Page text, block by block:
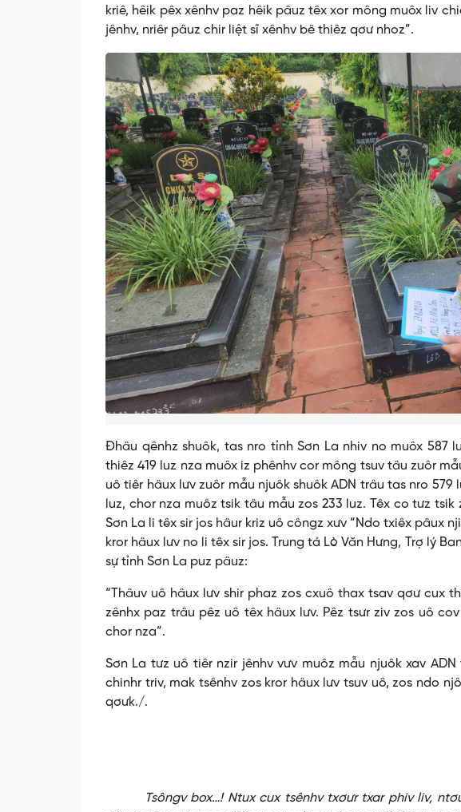
kriê, hêik pêx xênhv paz hêik pâuz têx xor mông muôx liv
jênhv, nriêr pâuz chir liệt sĩ xênhv bê thiêz qơư nhoz”.
Đhâu qênhz shuôk, tas nro tỉnh Sơn La nhiv no muôx 587
thiêz 419 luz nza muôx iz phênhv cor mông tsuv tâu zuôr
uô tiêr hâux lưv zuôr mẫu njuôk shuôk ADN trâu tas nro
luz, chor nza muôz tsik tâu mẫu zos 233 luz. Têx co tưz
Sơn La li têx sir jos hâur kriz uô côngz xưv “Ndo txiêx pâux
kror hâux lưv no li têx sir jos. Trung tá Lò Văn Hưng, Trợ lý
sự tỉnh Sơn La puz pâuz:
“Thâuv uô hâux lưv shir phaz zos cxuô thax tsav qơư cux
zênhx paz trâu pêz uô têx hâux lưv. Pêz tsưr ziv zos uô
chor nza”.
Sơn La tưz uô tiêr nzir jênhv vưv muôz mẫu njuôk xav
chinhr triv, mak tsênhv zos kror hâux lưv tsuv uô, zos ndo
qơưk./.
Tsôngv box…! Ntux cux tsênhv txơưr txar phiv liv,